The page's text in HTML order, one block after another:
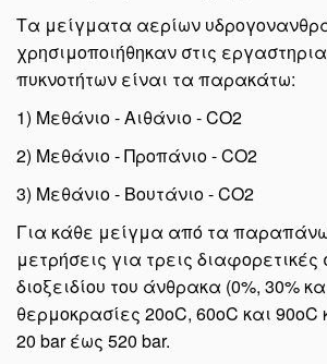
Τα μείγματα αερίων
χρησιμοποιήθηκαν στις
πυκνοτήτων είναι τα παρακάτω:
1) Μεθάνιο - Αιθάνιο - CO2
2) Μεθάνιο - Προπάνιο - CO2
3) Μεθάνιο - Βουτάνιο - CO2
Για κάθε μείγμα από τα
μετρήσεις για τρεις
διοξειδίου του άνθρακα (0%, 30%
θερμοκρασίες 20οC, 60οC και 90οC
20 bar έως 520 bar.